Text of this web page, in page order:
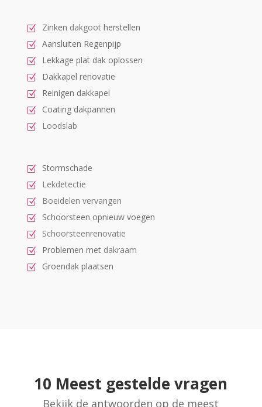
Zinken dakgootherstellen
Aansluiten Regenpijp
Lekkage plat dak oplossen
Dakkapel renovatie
Reinigen dakkapel
Coating dakpannen
Loodslab
Stormschade
Lekdetectie
Boeidelen vervangen
Schoorsteen opnieuw voegen
Schoorsteenrenovatie
Problemen met dakraam
Groendak plaatsen
10 Meest gestelde vragen
Bekijk de antwoorden op de meest